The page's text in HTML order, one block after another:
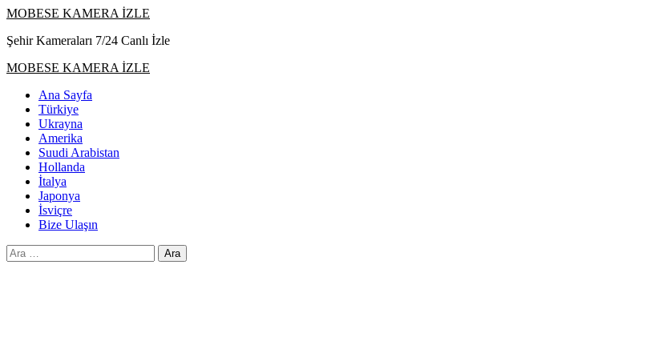
Skip
content
MOBESE KAMERA İZLE
Şehir Kameraları 7/24 Canlı İzle
Primary
MOBESE KAMERA İZLE
Ana Sayfa
Türkiye
Ukrayna
Amerika
Suudi Arabistan
Hollanda
İtalya
Japonya
İsviçre
Bize Ulaşın
Arama: